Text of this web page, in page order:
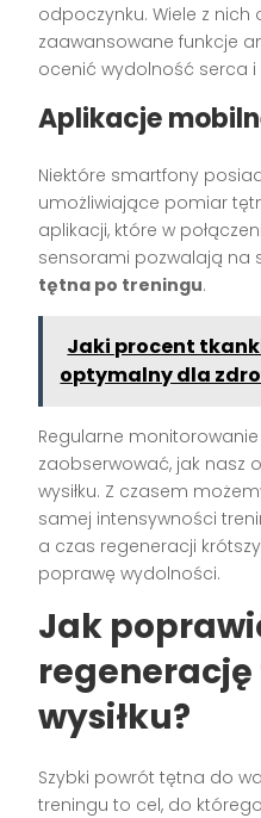
odpoczynku. Wiele z nich
zaawansowane funkcje
ocenić wydolność serca
Aplikacje
Niektóre smartfony
umożliwiające pomiar
aplikacji, które w
sensorami pozwalają na
tętna po treningu.
Jaki procent
optymalny dla
Regularne
zaobserwować, jak nasz
wysiłku. Z czasem
samej intensywności
a czas regeneracji
poprawę wydolności.
Jak
wysiłku?
Szybki powrót tętna do
treningu to cel, do